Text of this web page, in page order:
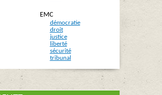
EMC
démocratie
droit
justice
liberté
sécurité
tribunal